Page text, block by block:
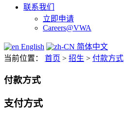
联系我们
立即申请
Careers@VWA
English
简体中文
当前位置： 首页 > 招生 > 付款方式
付款方式
支付方式